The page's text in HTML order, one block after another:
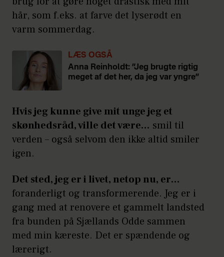
hår, som f.eks. at farve det lyserødt en
varm sommerdag.
LÆS OGSÅ
Anna Reinholdt: ”Jeg brugte rigtig
meget af det her, da jeg var yngre”
Hvis jeg kunne give mit unge jeg et
skønhedsråd, ville det være… smil til
verden – også selvom den ikke altid smiler
igen.
Det sted, jeg er i livet, netop nu, er…
foranderligt og transformerende. Jeg er i
gang med at renovere et gammelt landsted
fra bunden på Sjællands Odde sammen
med min kæreste. Det er spændende og
lærerigt.